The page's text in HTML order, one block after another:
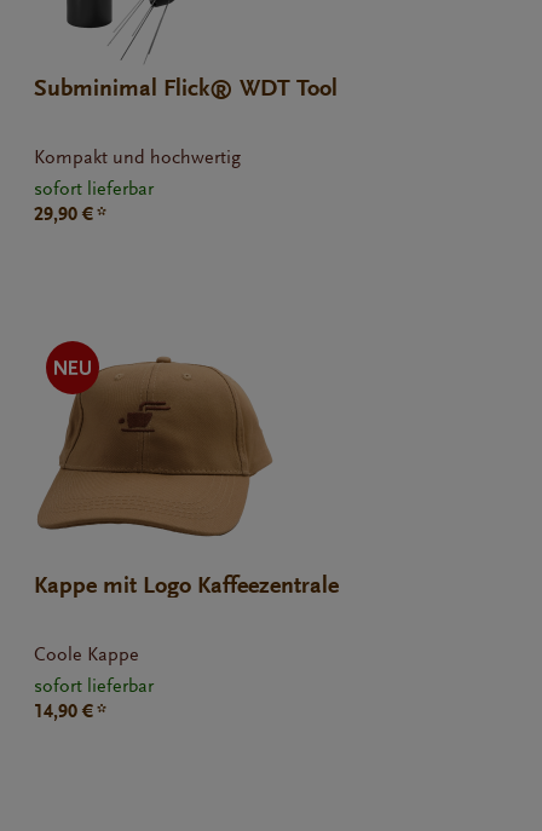
Subminimal Flick® WDT Tool
Kompakt und hochwertig
sofort lieferbar
29,90 € *
Kappe mit Logo Kaffeezentrale
Coole Kappe
sofort lieferbar
14,90 € *